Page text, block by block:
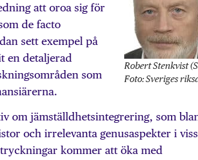
Robert Stenkvist
Foto: Sveriges
att oroa sig för
de facto
sett exempel på
en detaljerad
som
om jämställdhetsintegrering, som
och irrelevanta genusaspekter i viss
kommer att öka med